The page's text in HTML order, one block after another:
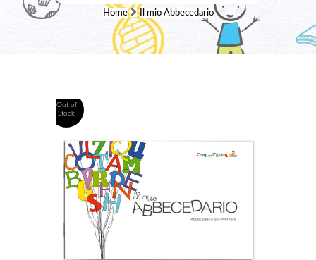
Home Il mio Abbecedario
Out of
Stock